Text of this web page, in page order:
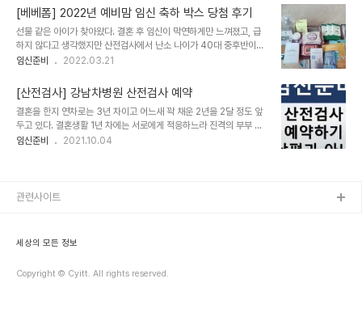
셀프로 촬영하길 잘했다는 생각이 든..
구성품이 정성스럽게 담겨있었다. 구성품을 하나하나 살펴보니 구성
이 알차다는 생각이 들었다. 디데이 달력 임신 후기에 진입하면서 아기
용품을 준비하기 시작했다. 대부분의 용품은 당근을 통해 중고 물품을
구매하거나 나눔을 받고 있다. 새 제품을 구매해도 사용기간이 대부분
짧고, 또 아이가 구매 한 용품을 사용하지 않는 경우도 많다는 후기를
은 물품이 있었다. 바로 디데이 달..
[베베폼] 2022년 예비맘 임신 축하 박스 당첨 후기
선물 같은 아이가 찾아왔다. 결혼 후 임신이 막연하게만 느껴졌고, 급
하지 않다고 생각했지만 산전검사에서 난소 나이가 40대 중후반이라
는 소리가 청천벽력 같았다. 그때부터 조급증이 발달했고 다행히 자연
순간부터 많은 염려와 과정들이 있었지만 지금은 임신 중기의 안정감
을 태동을 통해 느끼고 있다. 임신과 관련한 과정은 앞으로 차차 기록
으로 남겨보려고 한다. 그전에 오늘은 '베베폼 임신 박스' 당첨 후기를
남겨보고자 한다. 나라는 사람은 참 이런 이벤트 당첨 운이 없는데 이
렇게 당첨이 돼서 수령까지 하다니 매우 설레어었다. 베베폼: 임신과
임신준비 2022.03.21
[산전검사] 강남차병원 산전검사 예약
결혼을 한지 연차로는 3년 차이고 어느새 꽉 채운 2년을 2달 정도 앞
두고 있다. 결혼생활 1년 차에는 서로에게 적응하느라 진격의 부부 싸
움을 반복했고 우리를 넘어 친정 부모님, 시댁 식구들에게 근심 걱정하
다. 임신을 결심하고 우리 집 식구는 병원에 상담을 받아보자는 제안을
근에는 선별 진료소 운영으로 산전검..
임신준비 2021.10.04
세상의 모든 정보
Copyright © Cyitt. All rights reserved.
관련사이트